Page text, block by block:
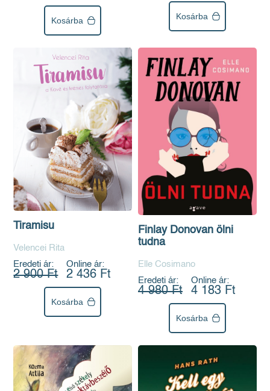
Kosárba Kosárba
Tiramisu
Velencei Rita
Eredeti ár:
2 900 Ft
Online ár:
2 436 Ft
Kosárba
Finlay Donovan ölni
tudna
Elle Cosimano
Eredeti ár:
4 980 Ft
Online ár:
4 183 Ft
Kosárba